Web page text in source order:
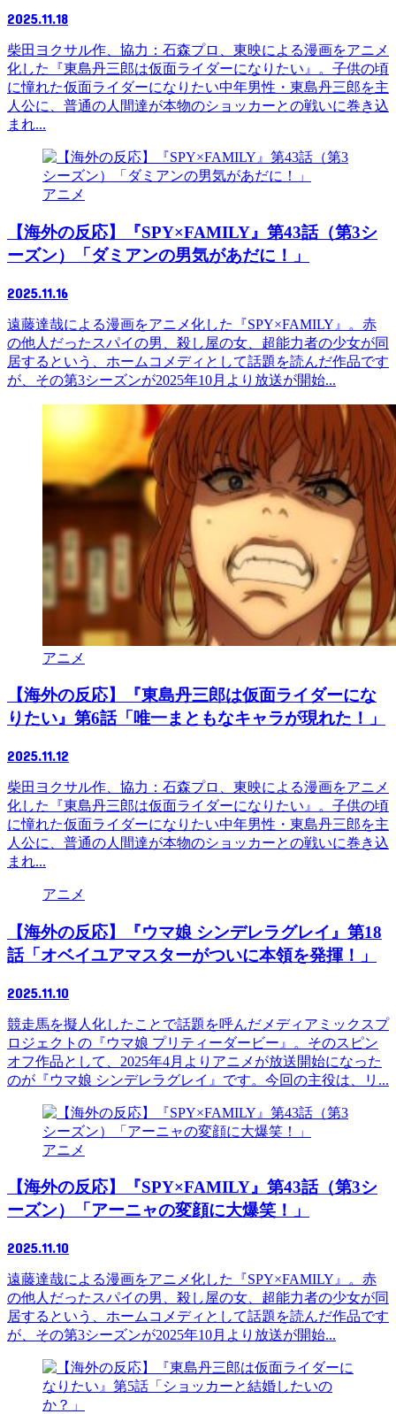
2025.11.18
柴田ヨクサル作、協力：石森プロ、東映による漫画をアニメ
化した『東島丹三郎は仮面ライダーになりたい』。子供の頃
に憧れた仮面ライダーになりたい中年男性・東島丹三郎を主
人公に、普通の人間達が本物のショッカーとの戦いに巻き込
まれ...
アニメ
【海外の反応】『SPY×FAMILY』第43話（第3シ
ーズン）「ダミアンの男気があだに！」
2025.11.16
遠藤達哉による漫画をアニメ化した『SPY×FAMILY』。赤
の他人だったスパイの男、殺し屋の女、超能力者の少女が同
居するという、ホームコメディとして話題を読んだ作品です
が、その第3シーズンが2025年10月より放送が開始...
アニメ
【海外の反応】『東島丹三郎は仮面ライダーにな
りたい』第6話「唯一まともなキャラが現れた！」
2025.11.12
柴田ヨクサル作、協力：石森プロ、東映による漫画をアニメ
化した『東島丹三郎は仮面ライダーになりたい』。子供の頃
に憧れた仮面ライダーになりたい中年男性・東島丹三郎を主
人公に、普通の人間達が本物のショッカーとの戦いに巻き込
まれ...
アニメ
【海外の反応】『ウマ娘 シンデレラグレイ』第18
話「オベイユアマスターがついに本領を発揮！」
2025.11.10
競走馬を擬人化したことで話題を呼んだメディアミックスプ
ロジェクトの『ウマ娘 プリティーダービー』。そのスピン
オフ作品として、2025年4月よりアニメが放送開始になった
のが『ウマ娘 シンデレラグレイ』です。今回の主役は、リ...
アニメ
【海外の反応】『SPY×FAMILY』第43話（第3シ
ーズン）「アーニャの変顔に大爆笑！」
2025.11.10
遠藤達哉による漫画をアニメ化した『SPY×FAMILY』。赤
の他人だったスパイの男、殺し屋の女、超能力者の少女が同
居するという、ホームコメディとして話題を読んだ作品です
が、その第3シーズンが2025年10月より放送が開始...